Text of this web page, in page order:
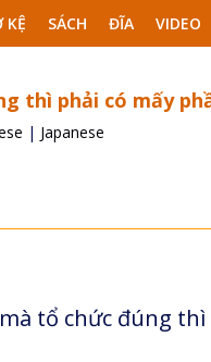
KỆ SÁCH ĐĨA VIDEO
thì phải có mấy
| Japanese
tổ chức đúng